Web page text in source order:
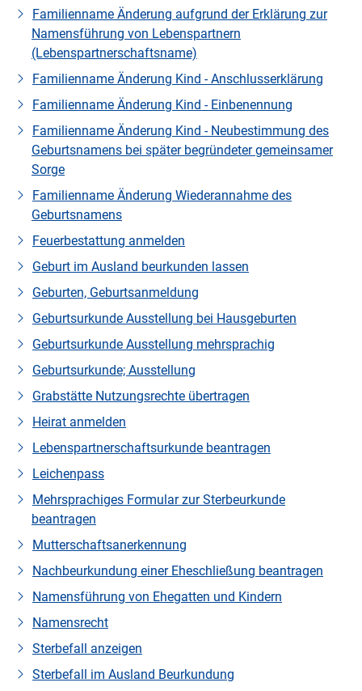
Familienname Änderung aufgrund der Erklärung zur
Namensführung von Lebenspartnern
(Lebenspartnerschaftsname)
Familienname Änderung Kind - Anschlusserklärung
Familienname Änderung Kind - Einbenennung
Familienname Änderung Kind - Neubestimmung des
Geburtsnamens bei später begründeter gemeinsamer
Sorge
Familienname Änderung Wiederannahme des
Geburtsnamens
Feuerbestattung anmelden
Geburt im Ausland beurkunden lassen
Geburten, Geburtsanmeldung
Geburtsurkunde Ausstellung bei Hausgeburten
Geburtsurkunde Ausstellung mehrsprachig
Geburtsurkunde; Ausstellung
Grabstätte Nutzungsrechte übertragen
Heirat anmelden
Lebenspartnerschaftsurkunde beantragen
Leichenpass
Mehrsprachiges Formular zur Sterbeurkunde
beantragen
Mutterschaftsanerkennung
Nachbeurkundung einer Eheschließung beantragen
Namensführung von Ehegatten und Kindern
Namensrecht
Sterbefall anzeigen
Sterbefall im Ausland Beurkundung